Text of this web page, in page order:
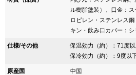
ル樹脂塗装）、口金：
ロピレン・ステンレス
キン・飲み口カバー：
仕様/その他
保温効力（約）：71度以
保冷効力（約）：9度以
原産国 中国